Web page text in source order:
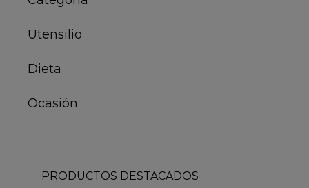
Utensilio
Dieta
Ocasión
PRODUCTOS DESTACADOS